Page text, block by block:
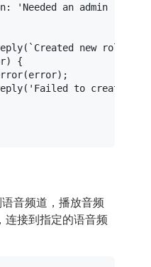
: 'Needed an admin role!'
( `Created new role
{
(error);
( 'Failed to create
音频道，播放音频
连接到指定的语音频